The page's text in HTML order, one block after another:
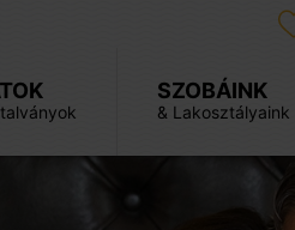
SZOBÁINK
& Lakosztályaink